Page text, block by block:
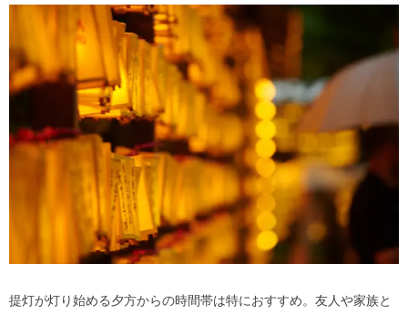
提灯が灯り始める夕方からの時間帯は特におすすめ。友人や家族と